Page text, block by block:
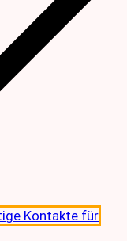
Kontakte für